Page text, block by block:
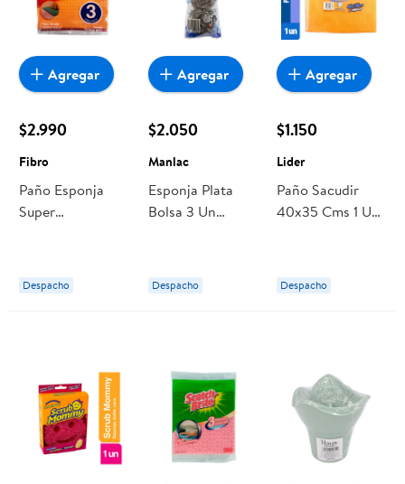
$2.990
Fibro
Paño Esponja
Super
Despacho
Agregar
$2.050
Manlac
Esponja Plata
Bolsa 3 Un
Despacho
Agregar
$1.150
Lider
Paño Sacudir
40x35 Cms 1 Un
Despacho
Agregar